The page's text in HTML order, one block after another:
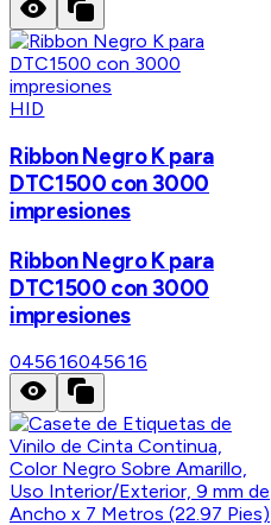
HID
Ribbon Negro K para
DTC1500 con 3000
impresiones
Ribbon Negro K para
DTC1500 con 3000
impresiones
045616045616